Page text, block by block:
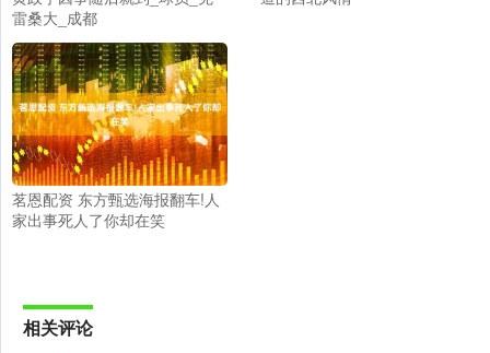
雷桑大_成都
茗恩配资 东方甄选海报翻车!人
家出事死人了你却在笑
相关评论